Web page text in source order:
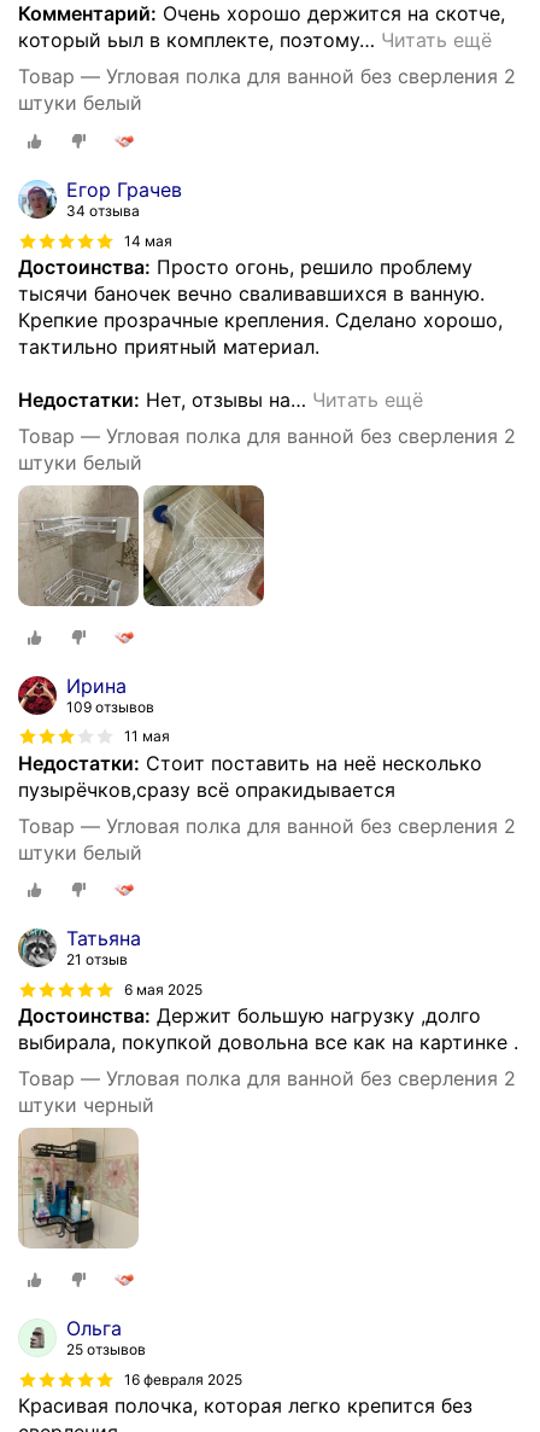
Комментарий: Очень хорошо держится на скотче,
который ьыл в комплекте, поэтому… Читать ещё
Товар — Угловая полка для ванной без сверления 2
штуки белый
Егор Грачев
34 отзыва
14 мая
Достоинства: Просто огонь, решило проблему
тысячи баночек вечно сваливавшихся в ванную.
Крепкие прозрачные крепления. Сделано хорошо,
тактильно приятный материал.
Недостатки: Нет, отзывы на… Читать ещё
Товар — Угловая полка для ванной без сверления 2
штуки белый
Ирина
109 отзывов
11 мая
Недостатки: Стоит поставить на неё несколько
пузырёчков,сразу всё опракидывается
Товар — Угловая полка для ванной без сверления 2
штуки белый
Татьяна
21 отзыв
6 мая 2025
Достоинства: Держит большую нагрузку ,долго
выбирала, покупкой довольна все как на картинке .
Товар — Угловая полка для ванной без сверления 2
штуки черный
Ольга
25 отзывов
16 февраля 2025
Красивая полочка, которая легко крепится без